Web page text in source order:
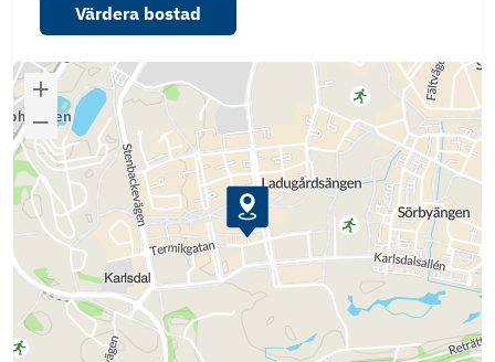
Värdera bostad